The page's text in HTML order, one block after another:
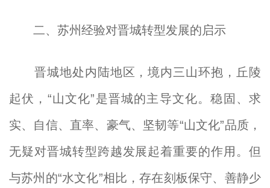
二、苏州经验对晋城转型发展的启示
晋城地处内陆地区，境内三山环抱，丘陵
起伏，“山文化”是晋城的主导文化。稳固、求
实、自信、直率、豪气、坚韧等“山文化”品质，
无疑对晋城转型跨越发展起着重要的作用。但
与苏州的“水文化”相比，存在刻板保守、善静少